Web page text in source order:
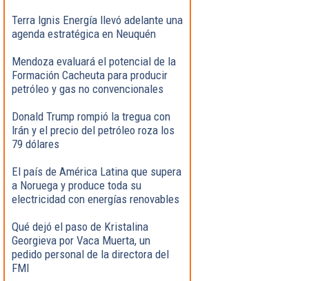
Terra Ignis Energía llevó adelante una
agenda estratégica en Neuquén
Mendoza evaluará el potencial de la
Formación Cacheuta para producir
petróleo y gas no convencionales
Donald Trump rompió la tregua con
Irán y el precio del petróleo roza los
79 dólares
El país de América Latina que supera
a Noruega y produce toda su
electricidad con energías renovables
Qué dejó el paso de Kristalina
Georgieva por Vaca Muerta, un
pedido personal de la directora del
FMI